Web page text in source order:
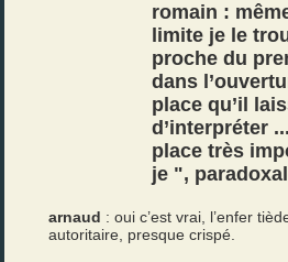
romain :
limite je le
proche du
dans
place qu’il
d’interpréter
place très
je ",
arnaud : oui c’est vrai, l’enfer
autoritaire, presque crispé.